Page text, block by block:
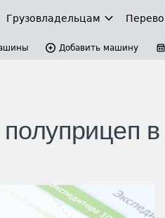
Грузовладельцам
Добавить машину
в